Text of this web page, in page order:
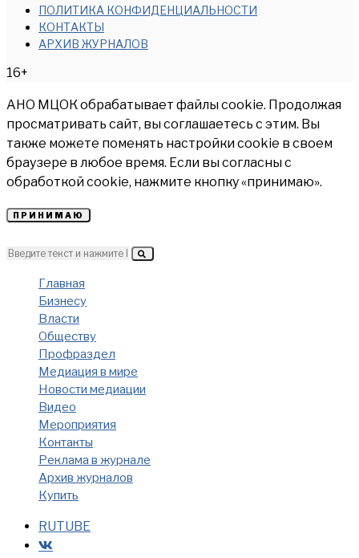
ПОЛИТИКА КОНФИДЕНЦИАЛЬНОСТИ
КОНТАКТЫ
АРХИВ ЖУРНАЛОВ
16+
АНО МЦОК обрабатывает файлы cookie. Продолжая
просматривать сайт, вы соглашаетесь с этим. Вы
также можете поменять настройки cookie в своем
браузере в любое время. Если вы согласны с
обработкой cookie, нажмите кнопку «принимаю».
ПРИНИМАЮ
Главная
Бизнесу
Власти
Обществу
Профраздел
Медиация в мире
Новости медиации
Видео
Мероприятия
Контакты
Реклама в журнале
Архив журналов
Купить
RUTUBE